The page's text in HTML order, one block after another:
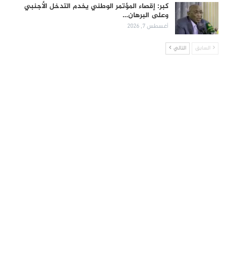
كبر: إقصاء المؤتمر الوطني يخدم التدخل الأجنبي
وعلى البرهان…
أغسطس 7, 2026
السابق التالي